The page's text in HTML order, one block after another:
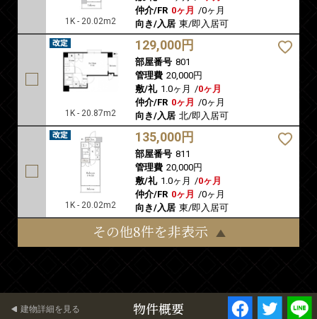
1K - 20.02m2
仲介/FR 0ヶ月 /0ヶ月
向き/入居 東/即入居可
1K - 20.87m2
129,000円
部屋番号 801
管理費 20,000円
敷/礼 1.0ヶ月 /0ヶ月
仲介/FR 0ヶ月 /0ヶ月
向き/入居 北/即入居可
1K - 20.02m2
135,000円
部屋番号 811
管理費 20,000円
敷/礼 1.0ヶ月 /0ヶ月
仲介/FR 0ヶ月 /0ヶ月
向き/入居 東/即入居可
その他8件を非表示
物件概要
建物詳細を見る